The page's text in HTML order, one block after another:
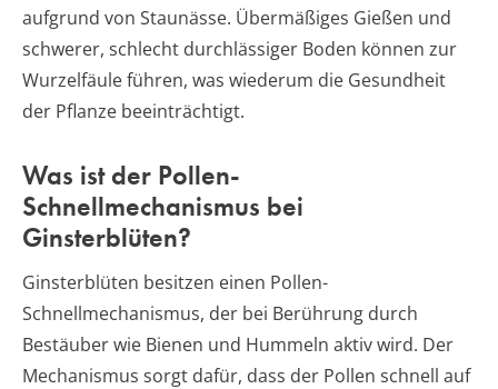
aufgrund von Staunässe. Übermäßiges Gießen und
schwerer, schlecht durchlässiger Boden können zur
Wurzelfäule führen, was wiederum die Gesundheit
der Pflanze beeinträchtigt.
Was ist der Pollen-
Schnellmechanismus bei
Ginsterblüten?
Ginsterblüten besitzen einen Pollen-
Schnellmechanismus, der bei Berührung durch
Bestäuber wie Bienen und Hummeln aktiv wird. Der
Mechanismus sorgt dafür, dass der Pollen schnell auf